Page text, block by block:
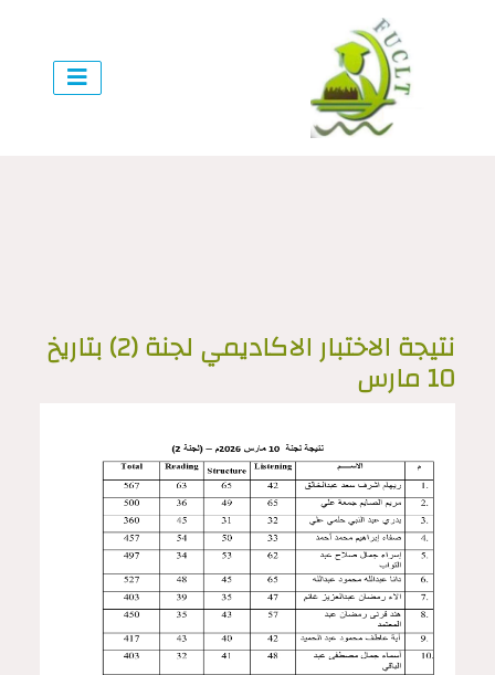
نتيجة الاختبار الاكاديمي لجنة (2) بتاريخ
10 مارس